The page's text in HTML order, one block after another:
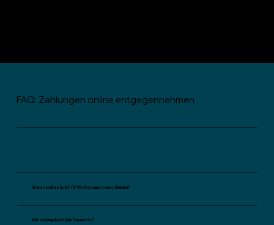
FAQ: Zahlungen online entgegennehmen
Warum sollte ich mich für Wix Payments entscheiden?
Wie verknüpfe ich Wix Payments?